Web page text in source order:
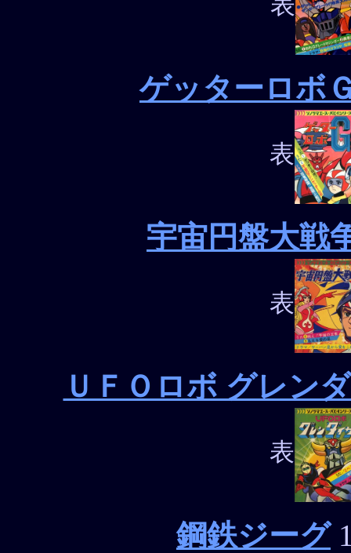
ゲッターロボ
表
宇宙円盤大戦
表
ＵＦＯロボ グレン
表
鋼鉄ジーグ